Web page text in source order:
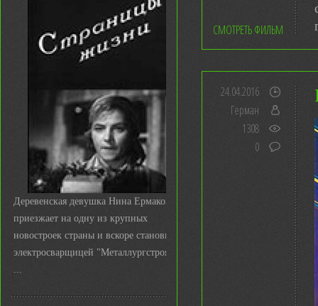
Деревенская девушка Нина Ермакова
приезжает на одну из крупных
новостроек страны и вскоре становится
электросварщицей "Металлургстроя&q
...
СМОТРЕТЬ ФИЛЬМ
24.04.2016
Герман
1308
0